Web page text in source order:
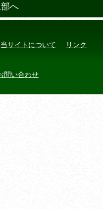
へ
当サイトについて リンク
問い合わせ